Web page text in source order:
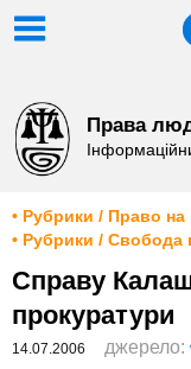
Права
• Рубрики / Право на
• Рубрики / Свобода
Справу
прокуратури
14.07.2006 джерело: